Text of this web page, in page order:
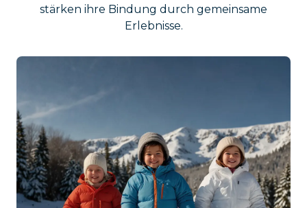
stärken ihre Bindung durch gemeinsame
Erlebnisse.